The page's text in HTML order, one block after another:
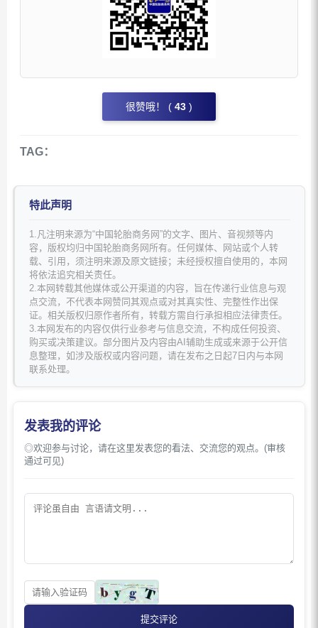
很赞哦！ ( 43 )
TAG：
特此声明
1.凡注明来源为“中国轮胎商务网”的文字、图片、音视频等内
容，版权均归中国轮胎商务网所有。任何媒体、网站或个人转
载、引用，须注明来源及原文链接；未经授权擅自使用的，本网
将依法追究相关责任。
2.本网转载其他媒体或公开渠道的内容，旨在传递行业信息与观
点交流，不代表本网赞同其观点或对其真实性、完整性作出保
证。相关版权归原作者所有，转载方需自行承担相应法律责任。
3.本网发布的内容仅供行业参考与信息交流，不构成任何投资、
购买或决策建议。部分图片及内容由AI辅助生成或来源于公开信
息整理，如涉及版权或内容问题，请在发布之日起7日内与本网
联系处理。
发表我的评论
◎欢迎参与讨论，请在这里发表您的看法、交流您的观点。(审核
通过可见)
提交评论